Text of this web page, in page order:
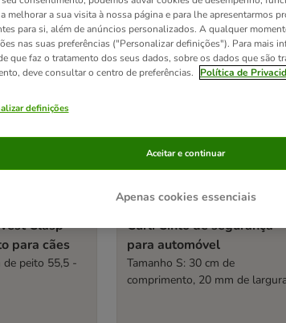
Clasp
para cães
de peito 55,5 -
Curli Cinto de segurança
para automóvel
Tamanho S: 30 cm de
comprimento, 20 mm de
melhorar a sua visita à nossa página e para lhe apresentarmos
para si, além de anúncios personalizados. A qualquer
nas suas preferências ("Personalizar definições"). Para mais
que faz o tratamento dos seus dados, sobre os dados que são
deve consultar o centro de preferências.
Política de
definições
Apenas cookies essenciais
Aceitar e continuar